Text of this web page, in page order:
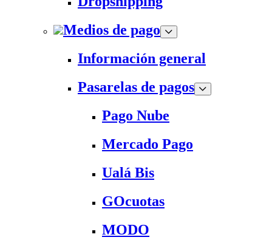
Medios de pago
Información general
Pasarelas de pagos
Pago Nube
Mercado Pago
Ualá Bis
GOcuotas
MODO